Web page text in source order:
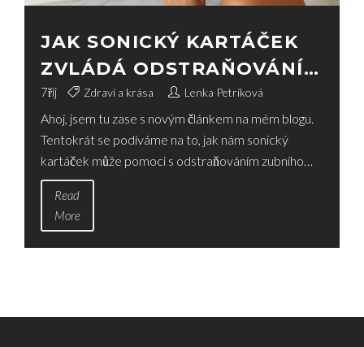
JAK SONICKÝ KARTÁČEK
ZVLÁDÁ ODSTRAŇOVÁNÍ
ZUBNÍHO PLAKU
7říj Zdraví a krása Lenka Petríková
Ahoj, jsem tu zase s novým článkem na mém blogu.
Tentokrát se podíváme na to, jak nám sonický
kartáček může pomoci s odstraňováním zubního
plaku. Já se snažím vždy hledět na nové způsoby, jak
udržet můj úsměv svěží a zdravý, a sonické kartáčky
toho nabízejí hodně. Připojte se ke mně, abychom
společně objevili, jak technologie může zlepšit naši
Read
More